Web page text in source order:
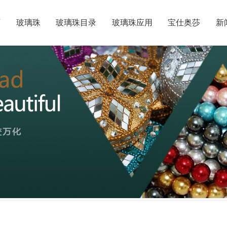
玻璃珠 玻璃珠目录 玻璃珠应用 宝仕奥莎 新